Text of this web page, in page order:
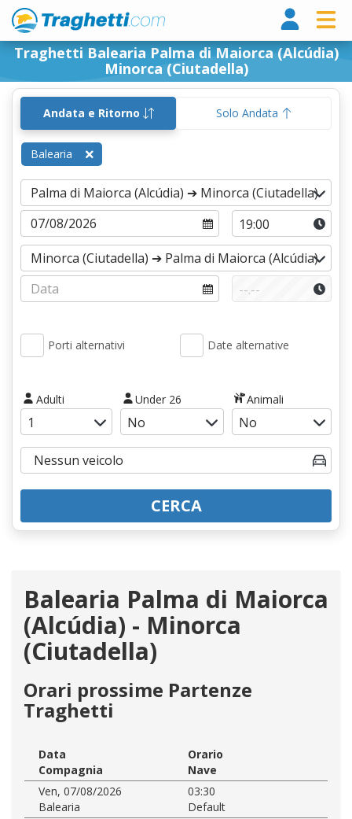
Traghetti Balearia Palma di Maiorca (Alcúdia)
Minorca (Ciutadella)
Andata e Ritorno Solo Andata
Balearia
Porti alternativi Date alternative
Adulti Under 26 Animali
CERCA
Balearia Palma di Maiorca
(Alcúdia) - Minorca
(Ciutadella)
Orari prossime Partenze
Traghetti
Data
Orario
Compagnia
Nave
Ven, 07/08/2026
03:30
Balearia
Default